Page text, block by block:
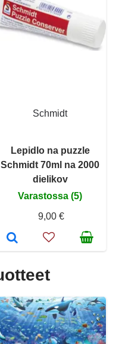
Schmidt
Lepidlo na puzzle
Schmidt 70ml na 2000
dielikov
Varastossa (5)
9,00 €